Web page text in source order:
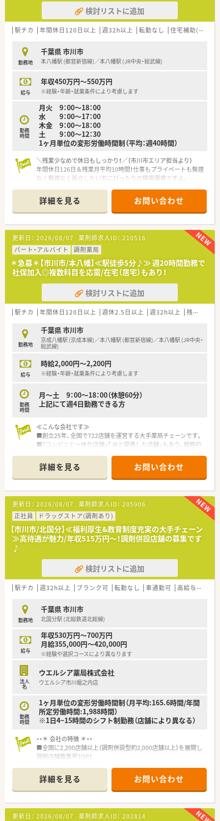
■店舗ごとに独立採算制を採用しているため、経営的な視点を持
って数字の管理に取り組める方や成果を正当に評価されたい方
に最適です。
■病院での勤務経験のみの方や第2新卒の方も相談可能であり、
しています。
【法人特徴について】
り、全店直営による無借金経営で45期連続の増収増益を達成し
ています。
で全国に120店舗を展開しており抜群の安定性を誇る法人です。
■営業利益率は約10％と業界でも極めて高い水準を実現してお
り、自己資本比率も60％を超えるなど非常に強固な経営基盤を
有します。
検討リストに追加
駅チカ 年間休日120日以上 週32h以上 転勤なし 住宅補助(手当)あり
勤務地
千葉県 市川市
本八幡駅 (都営新宿線)／本八幡駅 (JR中央・総武線)
給与
年収450万円～550万円
※経験・年齢・就業条件により考慮します
勤務
時間
月火 9：00〜18：00
水 9：00〜17：00
木金 9：00〜18：00
土 9：00〜12：30
1ヶ月単位の変形労働時間制（平均：週40時間）
＼残業少なめで休日もしっかり！／（市川市エリア担当より）
年間休日126日＆残業月平均10時間！仕事もプライベートも無理
なく無理なく両立したい方にぴったりの職場環境ですよ。
【店舗情報と応需状況について】
■本八幡駅より徒歩10分の場所に位置する住宅街の中の薬局で
アクセスが大変便利な好立地です。
■応需科目は内科や小児科や脳外科や歯科などをメインに扱い1
日あたり50～60枚ほど対応します。
■人員体制は常勤薬剤師2名と非常勤1名が在籍しており在宅業
務の経験も積める職場環境です。
【法人特徴について】
■創立25年で全国に722店舗を展開する大手薬局チェーンで安
定した経営基盤を誇ります。
■95%がマンツーマン出店のため医療機関との関係性が良く検
査値データの共有も行えます。
■異業種コラボ店舗の展開や派遣・治験などの事業展開も行う成
【こんな取り組みをしています】
■疾患別のWeb研修や専門資格の取得支援などすべて会社負担
■未経験者やブランクのある方向けに入社後4日間の実践的な実
務研修を選択して受講できます。
について定期的に相談できます。
【やりがい/おすすめポイント】
質の高い服薬指導が魅力です。
■1分単位で計算される残業手当や手厚い福利厚生制度によりモ
チベーションが向上します。
躍できるバックアップがあります。
詳細を見る お問い合わせ
更新日： 2026/08/07 薬剤師求人ID： 210516
パート・アルバイト
調剤薬局
＊急募＊【市川市/本八幡】≪駅徒歩5分♪≫ 週20時間勤務で
社保加入◎複数科目を応需/在宅（居宅）もあり！
検討リストに追加
駅チカ 年間休日120日以上 週休2.5日以上 週32h以上 残業なし(ほぼなし含む)
勤務地
千葉県 市川市
京成八幡駅 (京成本線)／本八幡駅 (都営新宿線)／本八幡駅 (JR中央・
総武線)
給与
時給2,000円～2,200円
※経験・年齢・就業条件により考慮します
勤務
時間
月～土 9：00～18：00（休憩60分）
上記にて週4日勤務できる方
≪こんな会社です≫
■創立25年、全国で722店舗を運営する大手薬局チェーンです。
■「コンビニと一体化店舗｣「JRと提携した店舗」もあり、戦略的
■「派遣事業」や「治験事業」といった“BPO受託事業等”や異業種
とコラボした店舗展開にも力を入れています。
■教育制度も充実…「5年先、10年先」も活躍出来る薬剤師になれ
るように充実した研修システムで成長を後押ししてくれる企業！
学術大会が海外研修もあります。
≪働きやすい環境≫
■残業時間の平均は10時間程度となります。
残業は1分単位での支給になり、当日シフトで決められた時間を
超えた分は、すべて残業となります。
います。
■育児休暇は最大3歳まで、時短勤務は小学校1年生終了時まで
適用となりますので、子育て中の薬剤師様には非常に働きやすい
職場です。
ます。
■昇進にも中途入社のハンデは一切なし！頑張りをきちんと評価
してくれます。
詳細を見る お問い合わせ
更新日： 2026/08/07 薬剤師求人ID： 205906
正社員
ドラッグストア(調剤あり)
【市川市/北国分】≪福利厚生&教育制度充実の大手チェーン
≫高待遇が魅力/年収515万円～！調剤併設店舗の募集です
♪
検討リストに追加
駅チカ 週32h以上 ブランク可 転勤なし 車通勤可 高給与(600万円以上)
勤務地
千葉県 市川市
北国分駅 (北総鉄道北総線)
給与
年収530万円～700万円
月給355,000円～420,000円
※経験や選択コースにより異なります
法人
名
ウエルシア薬局株式会社
ウエルシア市川堀之内店
勤務
時間
1ヶ月単位の変形労働時間制（月平均:165.6時間/年間
所定労働時間:1,988時間）
※1日4~15時間のシフト制勤務（店舗により異なる）
・・＊ 会社の特徴 ＊・・
■全国に2,200店舗以上（調剤併設型約2,000店舗以上）を展開し
調剤店舗数業界TOP！
頑張り次第で高給与も可能！
■経験や勤務コースによりますが、経験の少ない方でも500万前
半スタートと業界TOP水準！
■職種や職域に合わせ、豊富な社内研修や外部組織と連携した研
修を用意されています
■薬剤師が中心の会社だからこそ活躍できるキャリアパスが多
詳細を見る お問い合わせ
更新日： 2026/08/07 薬剤師求人ID： 202814